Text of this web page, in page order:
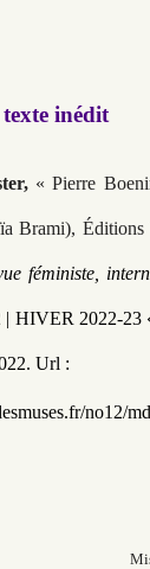
inédit
« Pierre
Brami),
féministe,
| HIVER 2022-23
Url :
no12/